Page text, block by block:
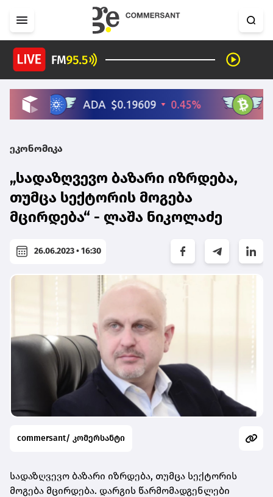
ეკონომიკა
„სადაზღვევო ბაზარი იზრდება,
თუმცა სექტორის მოგება
მცირდება“ - ლაშა ნიკოლაძე
26.06.2023 • 16:30
commersant/ კომერსანტი
სადაზღვევო ბაზარი იზრდება, თუმცა სექტორის
მოგება მცირდება. დარგის წარმომადგენლები